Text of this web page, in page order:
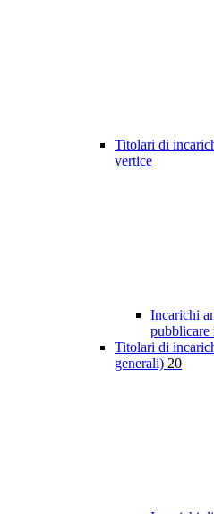
Titolari di
vertice
Incarichi
pubblicare
Titolari di
generali) 20